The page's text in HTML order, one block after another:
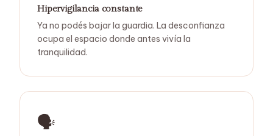
Hipervigilancia constante
Ya no podés bajar la guardia. La desconfianza
ocupa el espacio donde antes vivía la
tranquilidad.
🗣️